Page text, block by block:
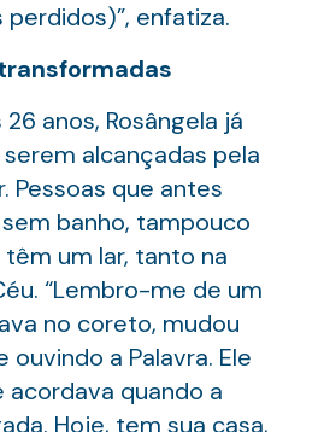
perdidos)”, enfatiza.
anos, Rosângela já
alcançadas pela
Pessoas que antes
banho, tampouco
um lar, tanto na
“Lembro-me de um
no coreto, mudou
a Palavra. Ele
acordava quando a
Hoje, tem sua casa,